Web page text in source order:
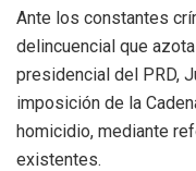
Ante los constantes
delincuencial que
presidencial del PRD,
imposición de la
homicidio, mediante
existentes.